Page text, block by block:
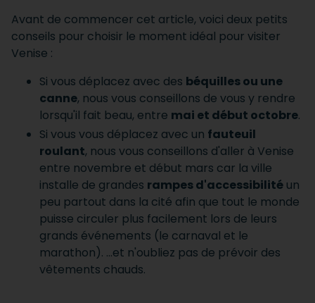
Avant de commencer cet article, voici deux petits
conseils pour choisir le moment idéal pour visiter
Venise :
Si vous déplacez avec des béquilles ou une
canne, nous vous conseillons de vous y rendre
lorsqu'il fait beau, entre mai et début octobre.
Si vous vous déplacez avec un fauteuil
roulant, nous vous conseillons d'aller à Venise
entre novembre et début mars car la ville
installe de grandes rampes d'accessibilité un
peu partout dans la cité afin que tout le monde
puisse circuler plus facilement lors de leurs
grands événements (le carnaval et le
marathon). ...et n'oubliez pas de prévoir des
vêtements chauds.